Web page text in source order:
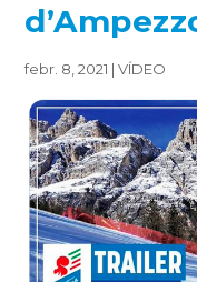
febr. 8, 2021 |VÍDEO